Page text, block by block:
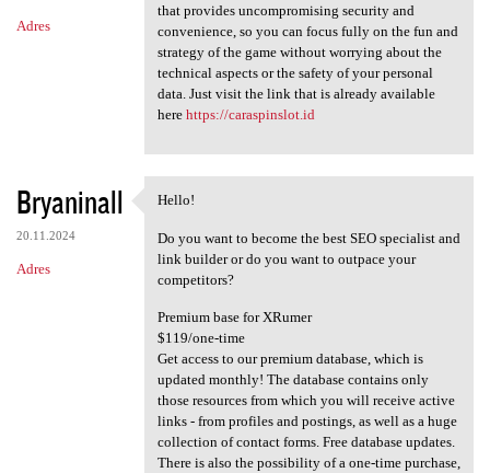
Adres
that provides uncompromising security and
convenience, so you can focus fully on the fun and
strategy of the game without worrying about the
technical aspects or the safety of your personal
data. Just visit the link that is already available
here https://caraspinslot.id
Bryaninall
20.11.2024
Adres
Hello!
Hello!
Do you want to become the best SEO specialist and
link builder or do you want to outpace your
competitors?
Premium base for XRumer
$119/one-time
Get access to our premium database, which is
updated monthly! The database contains only
those resources from which you will receive active
links - from profiles and postings, as well as a huge
collection of contact forms. Free database updates.
There is also the possibility of a one-time purchase,